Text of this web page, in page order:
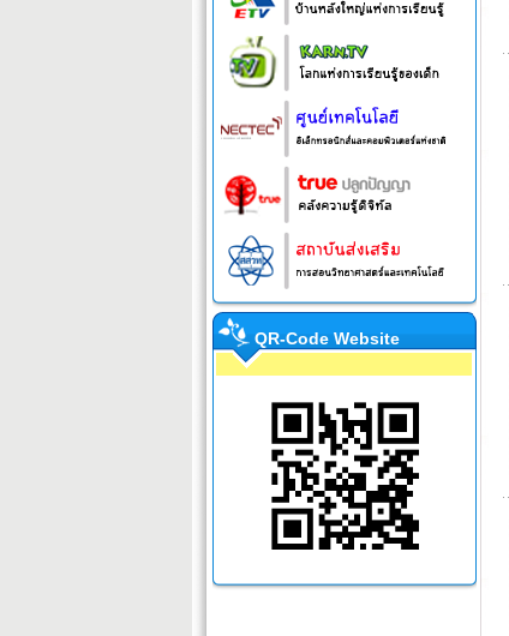
QR-Code Website